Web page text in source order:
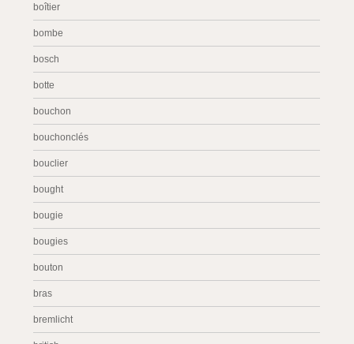
boîtier
bombe
bosch
botte
bouchon
bouchonclés
bouclier
bought
bougie
bougies
bouton
bras
bremlicht